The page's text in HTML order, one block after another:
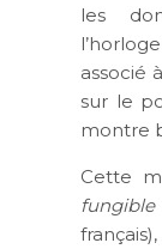
les
associé
sur le
montre
Cette
fungible